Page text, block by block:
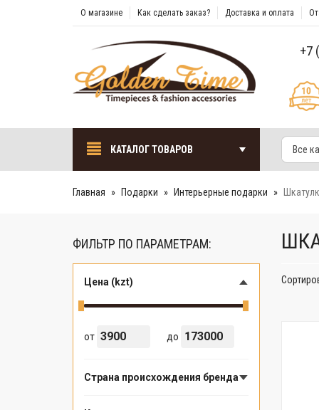
О магазине Как сделать заказ? Доставка и оплата
+7
КАТАЛОГ ТОВАРОВ Все
Главная Подарки Интерьерные подарки
ФИЛЬТР ПО ПАРАМЕТРАМ:
Цена (kzt)
от до
Страна происхождения бренда